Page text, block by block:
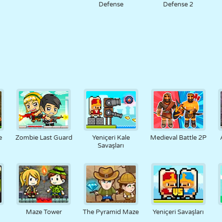
Defense
Defense 2
Zombie Last Guard
Yeniçeri Kale
Savaşları
Medieval Battle 2P
Maze Tower The Pyramid Maze Yeniçeri Savaşları